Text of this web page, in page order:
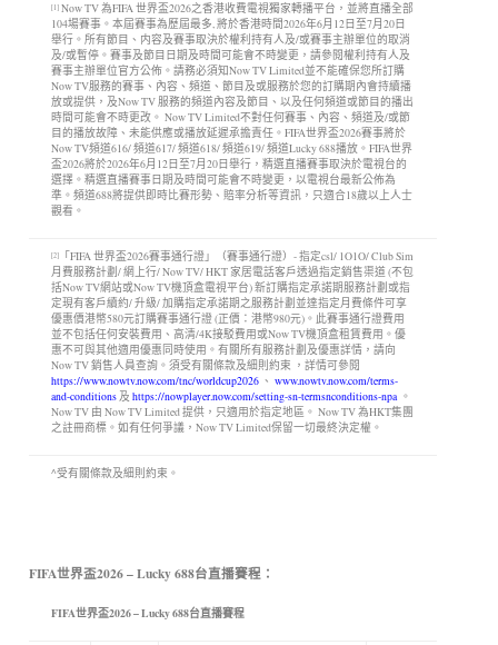
[1] Now TV 為FIFA 世界盃2026之香港收費電視獨家轉播平台，並將直播全部
104場賽事。本屆賽事為歷屆最多, 將於香港時間2026年6月12日至7月20日
舉行。所有節目、内容及賽事取決於權利持有人及/或賽事主辦單位的取消
及/或暫停。賽事及節目日期及時間可能會不時變更，請參閱權利持有人及
賽事主辦單位官方公佈。請務必須知Now TV Limited並不能確保您所訂購
Now TV服務的賽事、內容、頻道、節目及或服務於您的訂購期內會持續播
放或提供，及Now TV 服務的頻道內容及節目、以及任何頻道或節目的播出
時間可能會不時更改。 Now TV Limited不對任何賽事、內容、頻道及/或節
目的播放故障、未能供應或播放延遲承擔責任。FIFA世界盃2026賽事將於
Now TV頻道616/ 頻道617/ 頻道618/ 頻道619/ 頻道Lucky 688播放。FIFA世界
盃2026將於2026年6月12日至7月20日舉行，精選直播賽事取決於電視台的
選擇。精選直播賽事日期及時間可能會不時變更，以電視台最新公佈為
準。頻道688將提供即時比賽形勢、賠率分析等資訊，只適合18歲以上人士
觀看。
[2]
「FIFA 世界盃2026賽事通行證」（賽事通行證）- 指定csl/ 1O1O/ Club Sim
月費服務計劃/ 網上行/ Now TV/ HKT 家居電話客戶透過指定銷售渠道 (不包
括Now TV網站或Now TV機頂盒電視平台) 新訂購指定承諾期服務計劃或指
定現有客戶續約/ 升級/ 加購指定承諾期之服務計劃並達指定月費條件可享
優惠價港幣580元訂購賽事通行證 (正價：港幣980元)。此賽事通行證費用
並不包括任何安裝費用、高清/4K接駁費用或Now TV機頂盒租賃費用。優
惠不可與其他適用優惠同時使用。有關所有服務計劃及優惠詳情，請向
Now TV 銷售人員查詢。須受有關條款及細則約束 ，詳情可參閱
https://www.nowtv.now.com/tnc/worldcup2026 、 www.nowtv.now.com/terms-
and-conditions 及 https://nowplayer.now.com/setting-sn-termsnconditions-npa。
Now TV 由 Now TV Limited 提供，只適用於指定地區。 Now TV 為HKT集團
之註冊商標。如有任何爭議，Now TV Limited保留一切最終決定權。
^受有關條款及細則約束。
FIFA世界盃2026 – Lucky 688台直播賽程：
FIFA世界盃2026 – Lucky 688台直播賽程